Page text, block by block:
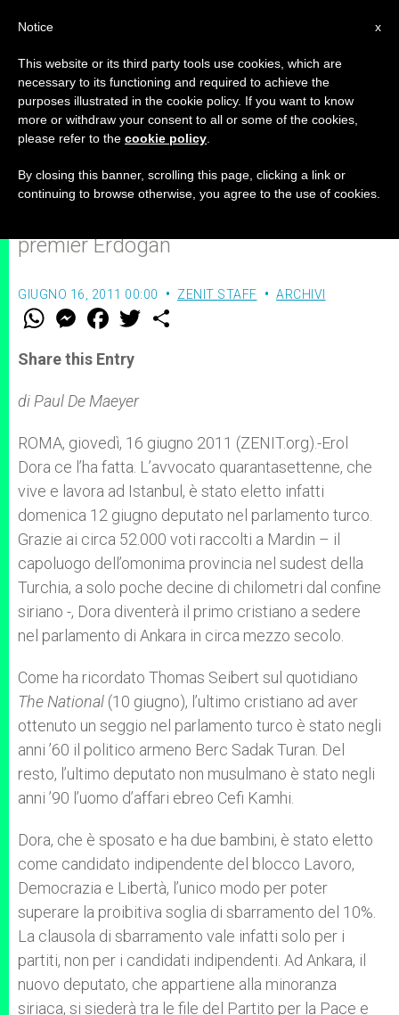
Turchia: eletto il primo deputato
cristiano in mezzo secolo
premier Erdogan
GIUGNO 16, 2011 00:00 ZENIT STAFF ARCHIVI
W
t
s
p
p
M
e
s
e
g
e
F
a
e
b
o
k
w
Share this Entry
di Paul De Maeyer
ROMA, giovedì, 16 giugno 2011 (ZENIT.org).-Erol
Dora ce l’ha fatta. L’avvocato quarantasettenne, che
vive e lavora ad Istanbul, è stato eletto infatti
domenica 12 giugno deputato nel parlamento turco.
Grazie ai circa 52.000 voti raccolti a Mardin – il
capoluogo dell’omonima provincia nel sudest della
Turchia, a solo poche decine di chilometri dal confine
siriano -, Dora diventerà il primo cristiano a sedere
nel parlamento di Ankara in circa mezzo secolo.
Come ha ricordato Thomas Seibert sul quotidiano
The National (10 giugno), l’ultimo cristiano ad aver
ottenuto un seggio nel parlamento turco è stato negli
anni ’60 il politico armeno Berc Sadak Turan. Del
resto, l’ultimo deputato non musulmano è stato negli
anni ’90 l’uomo d’affari ebreo Cefi Kamhi.
Dora, che è sposato e ha due bambini, è stato eletto
come candidato indipendente del blocco Lavoro,
Democrazia e Libertà, l’unico modo per poter
superare la proibitiva soglia di sbarramento del 10%.
La clausola di sbarramento vale infatti solo per i
partiti, non per i candidati indipendenti. Ad Ankara, il
nuovo deputato, che appartiene alla minoranza
siriaca, si siederà tra le file del Partito per la Pace e
x
Notice
This website or its third party tools use cookies, which are
necessary to its functioning and required to achieve the
purposes illustrated in the cookie policy. If you want to know
more or withdraw your consent to all or some of the cookies,
please refer to the cookie policy
By closing this banner, scrolling this page, clicking a link or
continuing to browse otherwise, you agree to the use of cookies.